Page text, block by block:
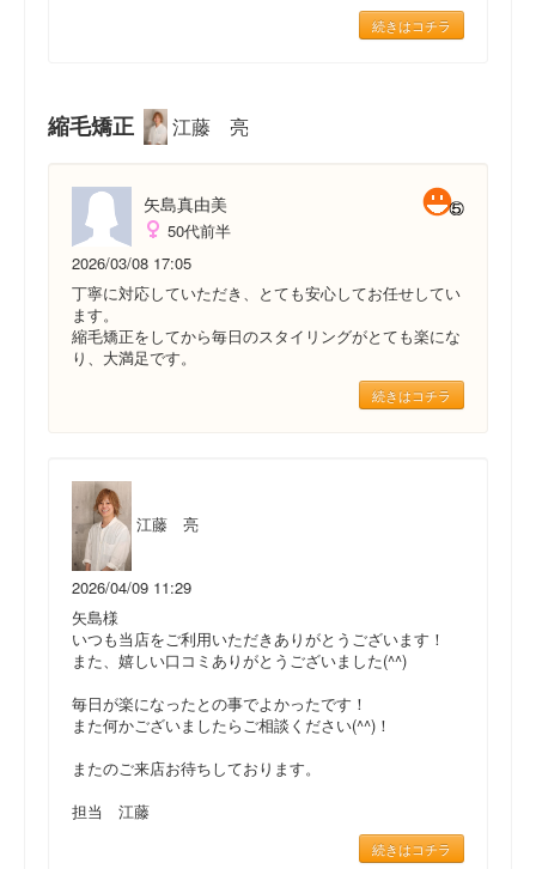
続きはコチラ
縮毛矯正 江藤 亮
矢島真由美
50代前半
2026/03/08 17:05
丁寧に対応していただき、とても安心してお任せしてい
ます。
縮毛矯正をしてから毎日のスタイリングがとても楽にな
り、大満足です。
続きはコチラ
江藤 亮
2026/04/09 11:29
矢島様
いつも当店をご利用いただきありがとうございます！
また、嬉しい口コミありがとうございました(^^)
毎日が楽になったとの事でよかったです！
また何かございましたらご相談ください(^^)！
またのご来店お待ちしております。
担当 江藤
続きはコチラ